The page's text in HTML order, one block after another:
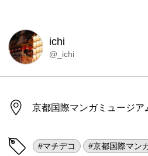
ichi
@_ichi
京都国際マンガミュージア
#マチデコ #京都国際マン